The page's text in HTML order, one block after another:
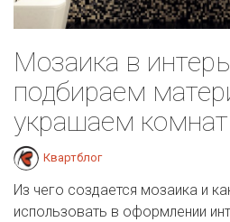
Мозаика в
подбираем
украшаем
Квартблог
Из чего создается мозаика и
использовать в оформлении